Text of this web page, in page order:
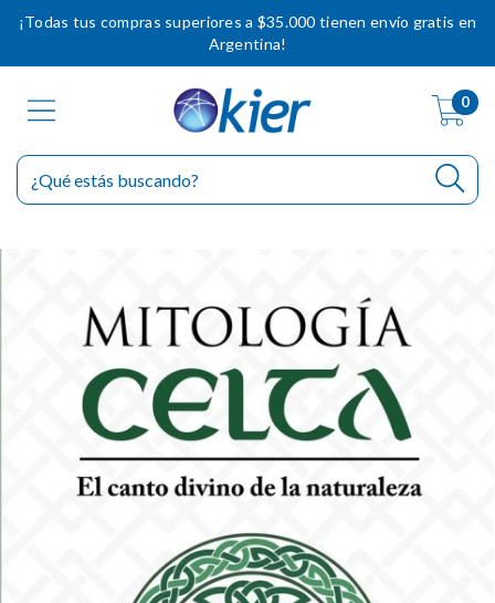
¡Todas tus compras superiores a $35.000 tienen envío gratis en
Argentina!
0